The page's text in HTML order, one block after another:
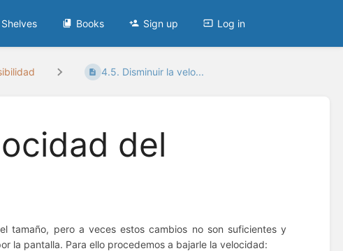
Shelves Books Sign up Log in
4.5. Disminuir la velo...
del
tamaño, pero a veces estos cambios no son suficientes y
la pantalla. Para ello procedemos a bajarle la velocidad: